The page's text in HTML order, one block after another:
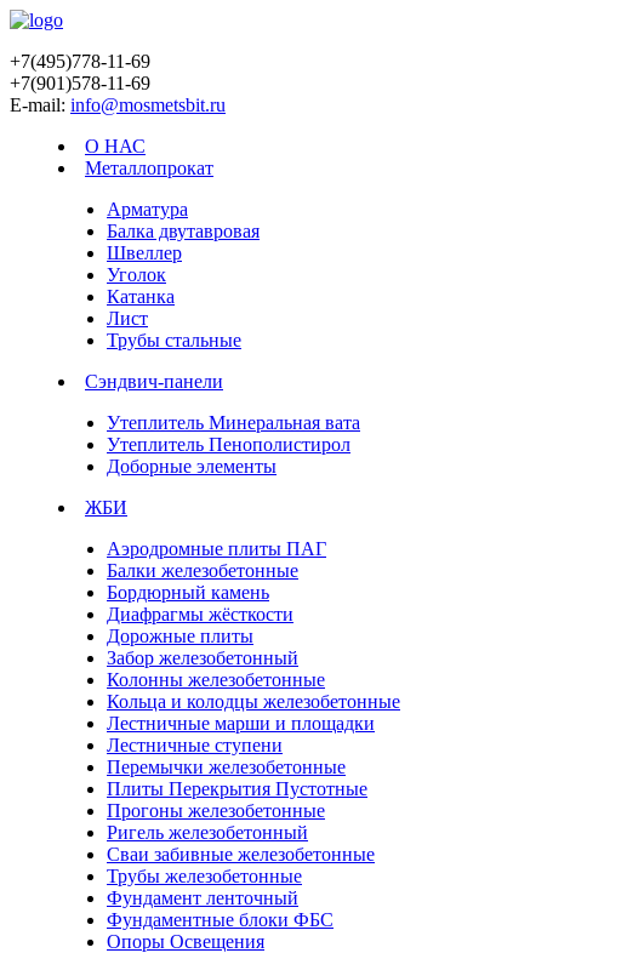
+7(495)778-11-69
+7(901)578-11-69
E-mail: info@mosmetsbit.ru
О НАС
Металлопрокат
Арматура
Балка двутавровая
Швеллер
Уголок
Катанка
Лист
Трубы стальные
Сэндвич-панели
Утеплитель Минеральная вата
Утеплитель Пенополистирол
Доборные элементы
ЖБИ
Аэродромные плиты ПАГ
Балки железобетонные
Бордюрный камень
Диафрагмы жёсткости
Дорожные плиты
Забор железобетонный
Колонны железобетонные
Кольца и колодцы железобетонные
Лестничные марши и площадки
Лестничные ступени
Перемычки железобетонные
Плиты Перекрытия Пустотные
Прогоны железобетонные
Ригель железобетонный
Сваи забивные железобетонные
Трубы железобетонные
Фундамент ленточный
Фундаментные блоки ФБС
Опоры Освещения